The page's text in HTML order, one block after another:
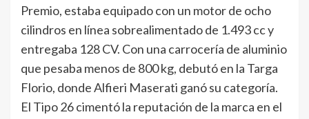
Premio, estaba equipado con un motor de ocho
cilindros en línea sobrealimentado de 1.493 cc y
entregaba 128 CV. Con una carrocería de aluminio
que pesaba menos de 800 kg, debutó en la Targa
Florio, donde Alfieri Maserati ganó su categoría.
El Tipo 26 cimentó la reputación de la marca en el